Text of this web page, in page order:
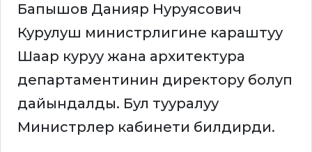
Бапышов Данияр Нуруясович
Курулуш министрлигине караштуу
Шаар куруу жана архитектура
департаментинин директору болуп
дайындалды. Бул тууралуу
Министрлер кабинети билдирди.